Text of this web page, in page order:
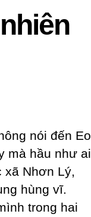
nói đến Eo
mà hầu như ai
Nhơn Lý,
hùng vĩ.
trong hai